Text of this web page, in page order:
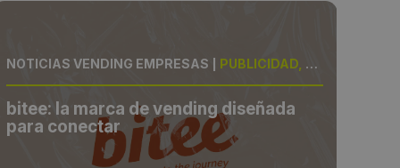
NOTICIAS VENDING EMPRESAS PUBLICIDAD, VENDING
bitee: la marca de vending diseñada
para conectar